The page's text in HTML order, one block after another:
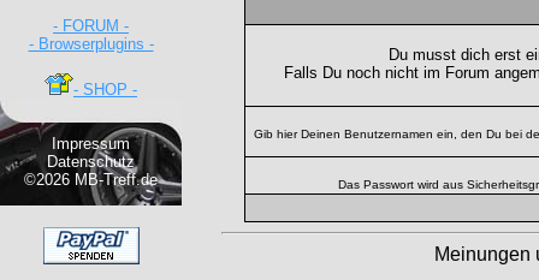
- FORUM -
- Browserplugins -
- SHOP -
Impressum
Datenschutz
©2026 MB-Treff.de
Du musst dich erst
Falls Du noch nicht im Forum
Gib hier Deinen Benutzernamen ein, den Du bei
Das Passwort wird aus
Meinungen